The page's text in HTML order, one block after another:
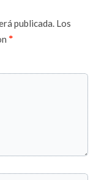
publicada. Los
*